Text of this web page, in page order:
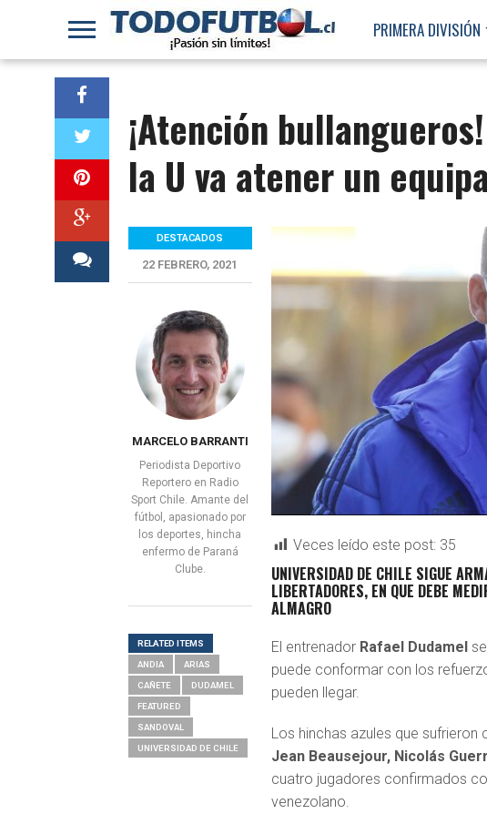
PRIMERA DIVISIÓN
¡Atención
la U va atener un
Veces leído este post: 35
UNIVERSIDAD DE CHILE SIGUE
LIBERTADORES, EN QUE DEBE
ALMAGRO
El entrenador Rafael Dudamel
puede conformar con los
pueden llegar.
Los hinchas azules que
Jean Beausejour, Nicolás
cuatro jugadores confirmados
venezolano.
DESTACADOS
22 FEBRERO, 2021
MARCELO BARRANTI
Periodista Deportivo
Reportero en Radio
Sport Chile. Amante del
fútbol, apasionado por
los deportes, hincha
enfermo de Paraná
Clube.
RELATED ITEMS
ANDIA ARIAS
CAÑETE DUDAMEL
FEATURED
SANDOVAL
UNIVERSIDAD DE CHILE